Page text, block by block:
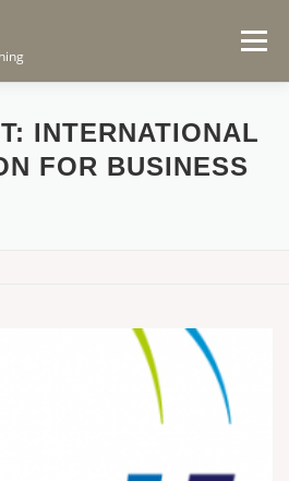
Menü
PROFIL PRINZIPIEN
INTERNATIONAL
FOR BUSINESS